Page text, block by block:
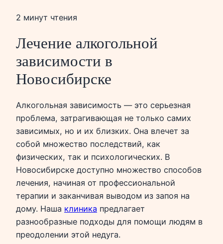
2 минут чтения
Лечение алкогольной
зависимости в
Новосибирске
Алкогольная зависимость — это серьезная
проблема, затрагивающая не только самих
зависимых, но и их близких. Она влечет за
собой множество последствий, как
физических, так и психологических. В
Новосибирске доступно множество способов
лечения, начиная от профессиональной
терапии и заканчивая выводом из запоя на
дому. Наша клиника предлагает
разнообразные подходы для помощи людям в
преодолении этой недуга.